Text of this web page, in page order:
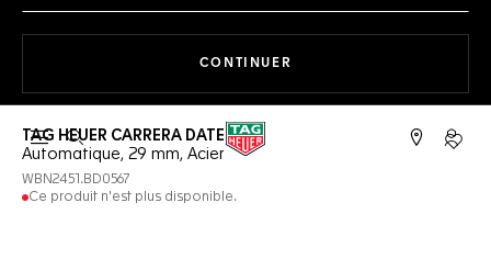
CONTINUER
Ouvrir la barre de recherche
TAG HEUER CARRERA DATE
Automatique, 29 mm, Acier
WBN2451.BD0567
Ce produit n'est plus disponible.